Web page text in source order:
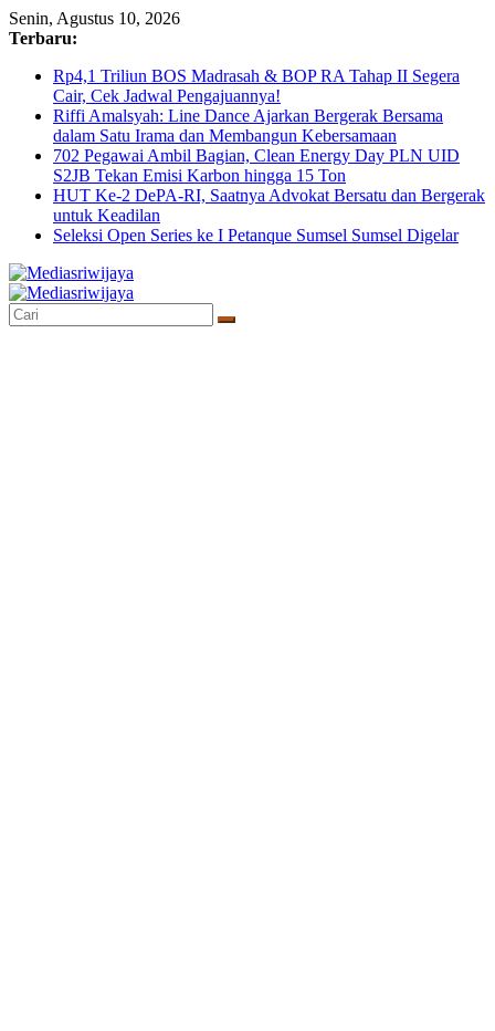
Skip
to
Senin, Agustus 10, 2026
Terbaru:
Rp4,1 Triliun BOS Madrasah & BOP RA Tahap II Segera
Cair, Cek Jadwal Pengajuannya!
Riffi Amalsyah: Line Dance Ajarkan Bergerak Bersama
dalam Satu Irama dan Membangun Kebersamaan
702 Pegawai Ambil Bagian, Clean Energy Day PLN UID
S2JB Tekan Emisi Karbon hingga 15 Ton
HUT Ke-2 DePA-RI, Saatnya Advokat Bersatu dan Bergerak
untuk Keadilan
Seleksi Open Series ke I Petanque Sumsel Sumsel Digelar